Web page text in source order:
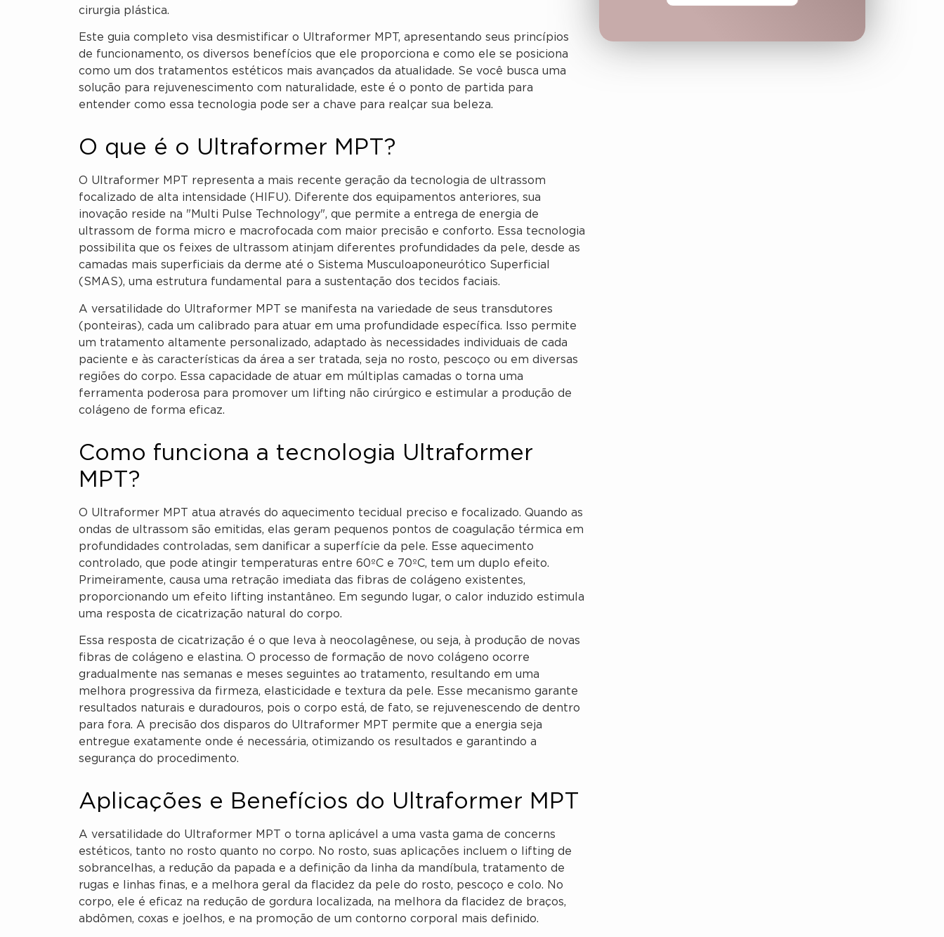
cirurgia plástica.
Este guia completo visa desmistificar o Ultraformer MPT, apresentando seus princípios
de funcionamento, os diversos benefícios que ele proporciona e como ele se posiciona
como um dos tratamentos estéticos mais avançados da atualidade. Se você busca uma
solução para rejuvenescimento com naturalidade, este é o ponto de partida para
entender como essa tecnologia pode ser a chave para realçar sua beleza.
O que é o Ultraformer MPT?
O Ultraformer MPT representa a mais recente geração da tecnologia de ultrassom
focalizado de alta intensidade (HIFU). Diferente dos equipamentos anteriores, sua
inovação reside na "Multi Pulse Technology", que permite a entrega de energia de
ultrassom de forma micro e macrofocada com maior precisão e conforto. Essa tecnologia
possibilita que os feixes de ultrassom atinjam diferentes profundidades da pele, desde as
camadas mais superficiais da derme até o Sistema Musculoaponeurótico Superficial
(SMAS), uma estrutura fundamental para a sustentação dos tecidos faciais.
A versatilidade do Ultraformer MPT se manifesta na variedade de seus transdutores
(ponteiras), cada um calibrado para atuar em uma profundidade específica. Isso permite
um tratamento altamente personalizado, adaptado às necessidades individuais de cada
paciente e às características da área a ser tratada, seja no rosto, pescoço ou em diversas
regiões do corpo. Essa capacidade de atuar em múltiplas camadas o torna uma
ferramenta poderosa para promover um lifting não cirúrgico e estimular a produção de
colágeno de forma eficaz.
Como funciona a tecnologia Ultraformer
MPT?
O Ultraformer MPT atua através do aquecimento tecidual preciso e focalizado. Quando as
ondas de ultrassom são emitidas, elas geram pequenos pontos de coagulação térmica em
profundidades controladas, sem danificar a superfície da pele. Esse aquecimento
controlado, que pode atingir temperaturas entre 60ºC e 70ºC, tem um duplo efeito.
Primeiramente, causa uma retração imediata das fibras de colágeno existentes,
proporcionando um efeito lifting instantâneo. Em segundo lugar, o calor induzido estimula
uma resposta de cicatrização natural do corpo.
Essa resposta de cicatrização é o que leva à neocolagênese, ou seja, à produção de novas
fibras de colágeno e elastina. O processo de formação de novo colágeno ocorre
gradualmente nas semanas e meses seguintes ao tratamento, resultando em uma
melhora progressiva da firmeza, elasticidade e textura da pele. Esse mecanismo garante
resultados naturais e duradouros, pois o corpo está, de fato, se rejuvenescendo de dentro
para fora. A precisão dos disparos do Ultraformer MPT permite que a energia seja
entregue exatamente onde é necessária, otimizando os resultados e garantindo a
segurança do procedimento.
Aplicações e Benefícios do Ultraformer MPT
A versatilidade do Ultraformer MPT o torna aplicável a uma vasta gama de concerns
estéticos, tanto no rosto quanto no corpo. No rosto, suas aplicações incluem o lifting de
sobrancelhas, a redução da papada e a definição da linha da mandíbula, tratamento de
rugas e linhas finas, e a melhora geral da flacidez da pele do rosto, pescoço e colo. No
corpo, ele é eficaz na redução de gordura localizada, na melhora da flacidez de braços,
abdômen, coxas e joelhos, e na promoção de um contorno corporal mais definido.